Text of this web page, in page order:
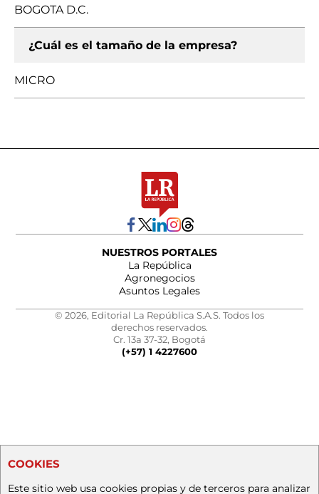
BOGOTA D.C.
¿Cuál es el tamaño de la empresa?
MICRO
NUESTROS PORTALES
La República
Agronegocios
Asuntos Legales
© 2026, Editorial La República S.A.S. Todos los
derechos reservados.
Cr. 13a 37-32, Bogotá
(+57) 1 4227600
COOKIES
Este sitio web usa cookies propias y de terceros para analizar